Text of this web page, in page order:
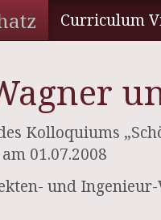
Curriculum
Kolloquiums
01.07.2008
und